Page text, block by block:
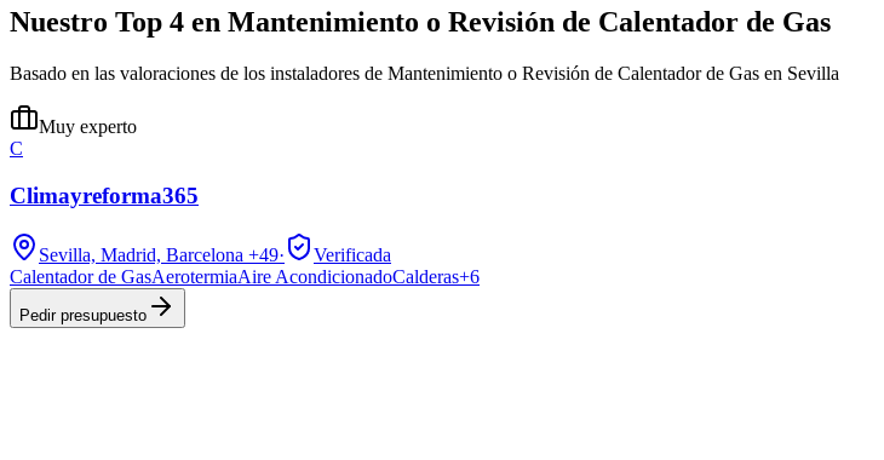
Nuestro Top 4 en Mantenimiento o Revisión de Calentador de Gas
Basado en las valoraciones de los instaladores de Mantenimiento o Revisión de Calentador de Gas en Sevilla
Muy experto
C
Climayreforma365
Sevilla, Madrid, Barcelona +49·
Verificada
Calentador de GasAerotermiaAire AcondicionadoCalderas+6
Pedir presupuesto